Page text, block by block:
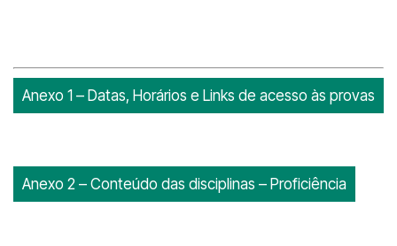
Anexo 1 – Datas, Horários e Links de acesso às provas
Anexo 2 – Conteúdo das disciplinas – Proficiência